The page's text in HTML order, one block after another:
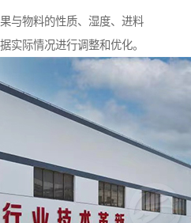
与物料的性质、湿度、进料
实际情况进行调整和优化。